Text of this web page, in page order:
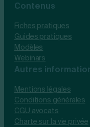
Contenus
Fiches pratiques
Guides pratiques
Modèles
Webinars
Autres
Mentions légales
Conditions générales
CGU avocats
Charte sur la vie privée